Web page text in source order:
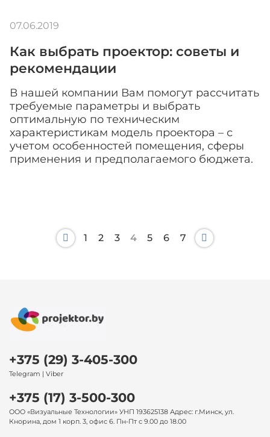
Как выбрать проектор: советы и
рекомендации
В нашей компании Вам помогут рассчитать
требуемые параметры и выбрать
оптимальную по техническим
характеристикам модель проектора – с
учетом особенностей помещения, сферы
применения и предполагаемого бюджета.
07.06.2019
1 2 3 4 5 6 7
+375 (29) 3-405-300
Telegram | Viber
+375 (17) 3-500-300
ООО «Визуальные Технологии» УНП 193625138 Адрес: г.Минск, ул.
Кнорина, дом 1 корп. 3, офис 6. Пн-Пт с 9.00 до 18.00